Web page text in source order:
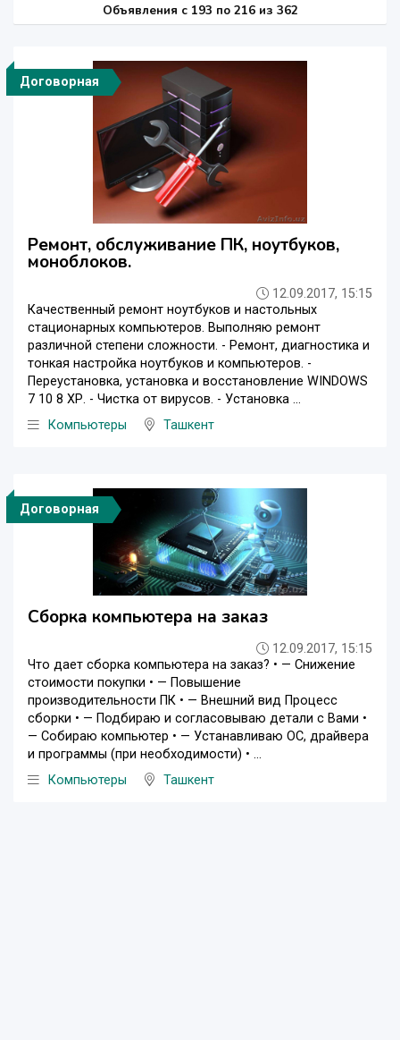
Объявления c 193 по 216 из 362
Договорная
Ремонт, обслуживание ПК, ноутбуков,
моноблоков.
12.09.2017, 15:15
Качественный ремонт ноутбуков и настольных
стационарных компьютеров. Выполняю ремонт
различной степени сложности. - Ремонт, диагностика и
тонкая настройка ноутбуков и компьютеров. -
Переустановка, установка и восстановление WINDOWS
7 10 8 ХР. - Чистка от вирусов. - Установка ...
Компьютеры
Ташкент
Договорная
Сборка компьютера на заказ
12.09.2017, 15:15
Что дает сборка компьютера на заказ? • — Снижение
стоимости покупки • — Повышение
производительности ПК • — Внешний вид Процесс
сборки • — Подбираю и согласовываю детали с Вами •
— Собираю компьютер • — Устанавливаю ОС, драйвера
и программы (при необходимости) • ...
Компьютеры
Ташкент